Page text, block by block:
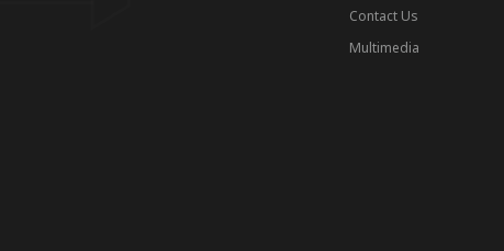
Contact Us
Multimedia